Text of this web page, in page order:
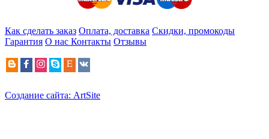
Как сделать заказ Оплата, доставка Скидки, промокоды
Гарантия О нас Контакты Отзывы
Создание сайта: ArtSite